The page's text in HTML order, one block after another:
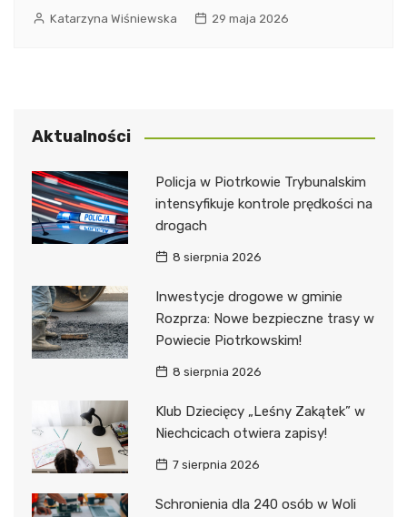
Katarzyna Wiśniewska 29 maja 2026
Aktualności
Policja w Piotrkowie Trybunalskim
intensyfikuje kontrole prędkości na
drogach
8 sierpnia 2026
Inwestycje drogowe w gminie
Rozprza: Nowe bezpieczne trasy w
Powiecie Piotrkowskim!
8 sierpnia 2026
Klub Dziecięcy „Leśny Zakątek” w
Niechcicach otwiera zapisy!
7 sierpnia 2026
Schronienia dla 240 osób w Woli